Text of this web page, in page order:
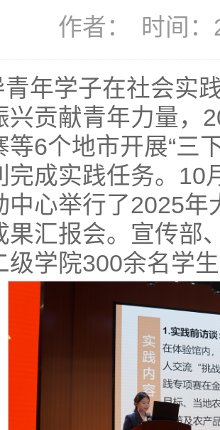
作者： 时间
青年学子在社会实
兴贡献青年力量，
等6个地市开展“三
完成实践任务。10
中心举行了2025年
果汇报会。宣传部
级学院300余名学